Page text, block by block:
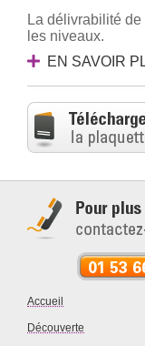
La délivrabilité
les niveaux.
EN SAVOIR
Accueil
Découverte